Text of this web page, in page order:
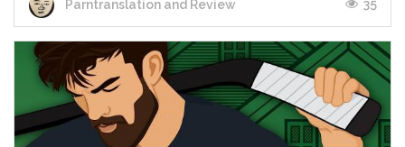
Parntranslation and Review 35